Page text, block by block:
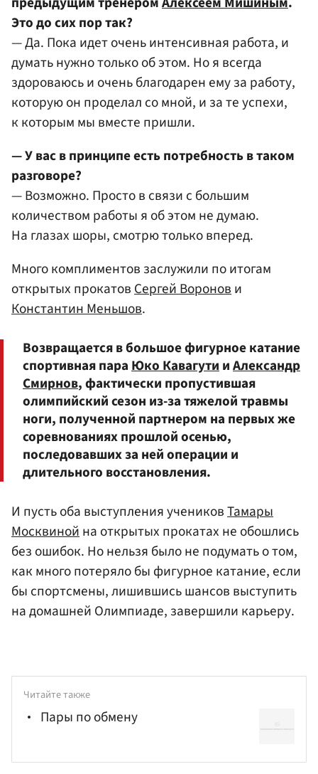
Это до сих пор так?
— Да. Пока идет очень интенсивная работа, и
думать нужно только об этом. Но я всегда
здороваюсь и очень благодарен ему за работу,
которую он проделал со мной, и за те успехи,
к которым мы вместе пришли.
— У вас в принципе есть потребность в таком
разговоре?
— Возможно. Просто в связи с большим
количеством работы я об этом не думаю.
На глазах шоры, смотрю только вперед.
Много комплиментов заслужили по итогам
открытых прокатовСергей Воронови
Константин Меньшов.
Возвращается в большое фигурное катание
спортивная параЮко КавагутииАлександр
Смирнов, фактически пропустившая
олимпийский сезон из-за тяжелой травмы
ноги, полученной партнером на первых же
соревнованиях прошлой осенью,
последовавших за ней операции и
длительного восстановления.
И пусть оба выступления учениковТамары
Москвинойна открытых прокатах не обошлись
без ошибок. Но нельзя было не подумать о том,
как много потеряло бы фигурное катание, если
бы спортсмены, лишившись шансов выступить
на домашней Олимпиаде, завершили карьеру.
Читайте также
Пары по обмену